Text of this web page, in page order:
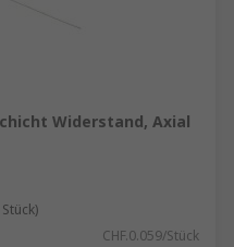
Widerstand, Axial
CHF.0.059/Stück